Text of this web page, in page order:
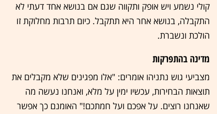
קולי נשמע ויש אופק ותקווה שגם אם בנושא אחד דעתי לא
התקבלה, בנושא אחר היא תתקבל. כיום תרבות מחלוקת זו
הולכת ונשברת.
מדינה בהתפרקות
מצביעי גוש נתניהו אומרים: "אלו מפגינים שלא מקבלים את
תוצאות הבחירות, עכשיו ימין על מלא, ואנחנו נעשה מה
שאנחנו רוצים. על אפכם ועל חמתכם!" האומנם כך אפשר